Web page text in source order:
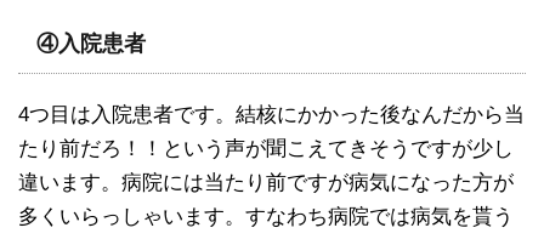
④入院患者
4つ目は入院患者です。結核にかかった後なんだから当
たり前だろ！！という声が聞こえてきそうですが少し
違います。病院には当たり前ですが病気になった方が
多くいらっしゃいます。すなわち病院では病気を貰う